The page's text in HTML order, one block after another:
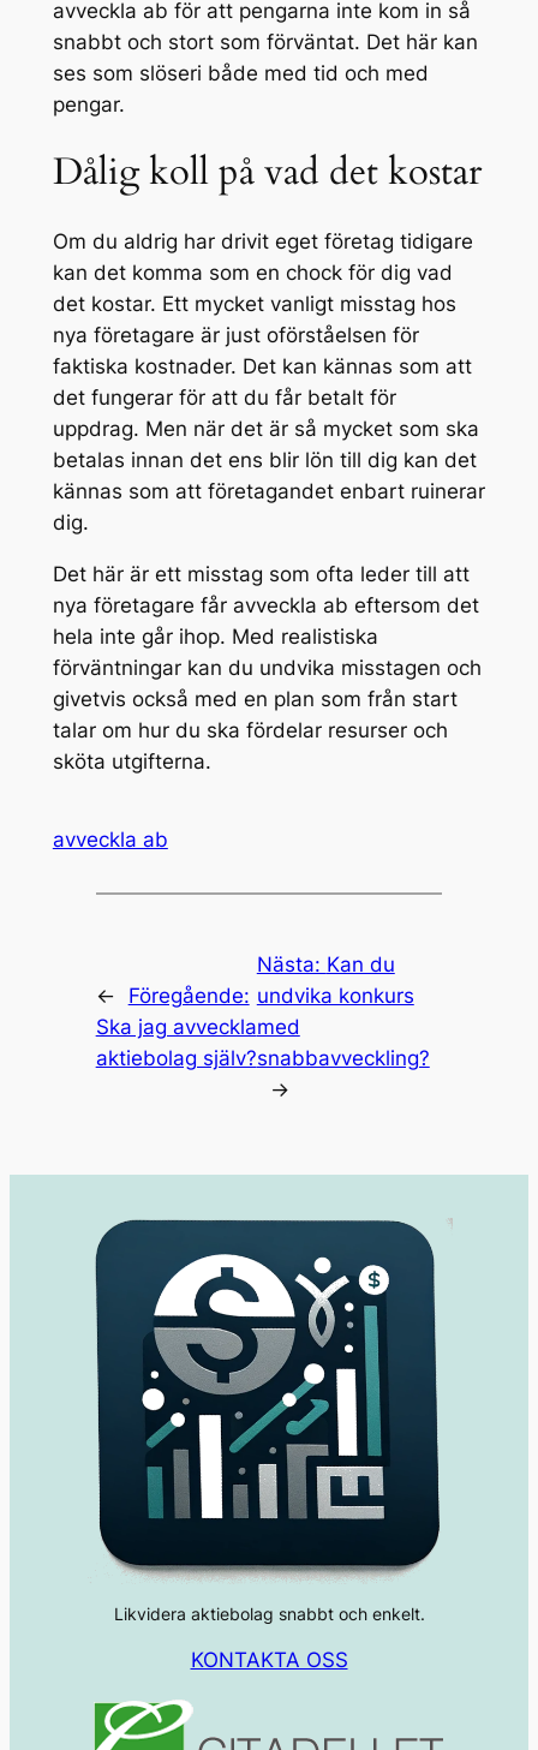
avveckla ab för att pengarna inte kom in så
snabbt och stort som förväntat. Det här kan
ses som slöseri både med tid och med
pengar.
Dålig koll på vad det kostar
Om du aldrig har drivit eget företag tidigare
kan det komma som en chock för dig vad
det kostar. Ett mycket vanligt misstag hos
nya företagare är just oförståelsen för
faktiska kostnader. Det kan kännas som att
det fungerar för att du får betalt för
uppdrag. Men när det är så mycket som ska
betalas innan det ens blir lön till dig kan det
kännas som att företagandet enbart ruinerar
dig.
Det här är ett misstag som ofta leder till att
nya företagare får avveckla ab eftersom det
hela inte går ihop. Med realistiska
förväntningar kan du undvika misstagen och
givetvis också med en plan som från start
talar om hur du ska fördelar resurser och
sköta utgifterna.
avveckla ab
←
Föregående:
Ska jag avveckla
aktiebolag själv?
Nästa: Kan du
undvika konkurs
med
snabbavveckling?
→
Likvidera aktiebolag snabbt och enkelt.
KONTAKTA OSS